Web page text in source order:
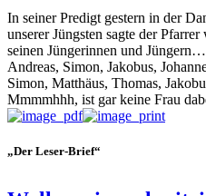
In seiner Predigt gestern in der
unserer Jüngsten sagte der
seinen Jüngerinnen und
Andreas, Simon, Jakobus,
Simon, Matthäus, Thomas,
Mmmmhhh, ist gar keine Frau
„Der Leser-Brief“